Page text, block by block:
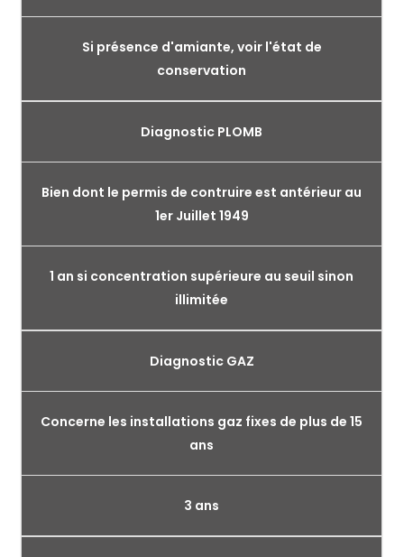
Si présence d'amiante, voir l'état de
conservation
Diagnostic PLOMB
Bien dont le permis de contruire est antérieur au
1er Juillet 1949
1 an si concentration supérieure au seuil sinon
illimitée
Diagnostic GAZ
Concerne les installations gaz fixes de plus de 15
ans
3 ans